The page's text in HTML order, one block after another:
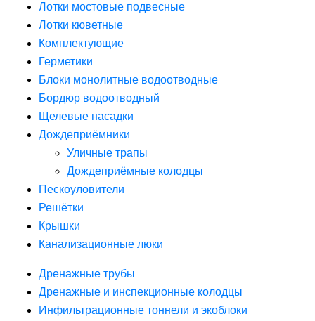
Лотки мостовые подвесные
Лотки кюветные
Комплектующие
Герметики
Блоки монолитные водоотводные
Бордюр водоотводный
Щелевые насадки
Дождеприёмники
Уличные трапы
Дождеприёмные колодцы
Пескоуловители
Решётки
Крышки
Канализационные люки
Дренажные трубы
Дренажные и инспекционные колодцы
Инфильтрационные тоннели и экоблоки